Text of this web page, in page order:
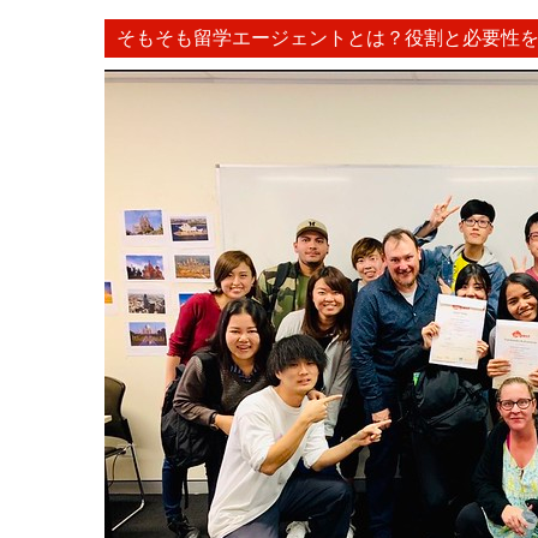
そもそも留学エージェントとは？役割と必要性